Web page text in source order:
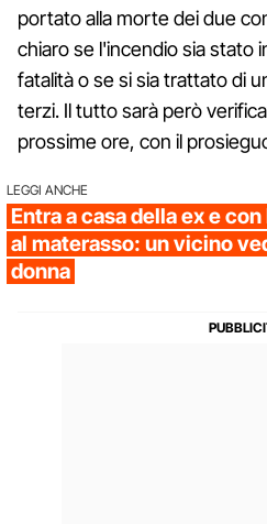
portato alla morte dei due
chiaro se l'incendio sia stato
fatalità o se si sia trattato di
terzi. Il tutto sarà però
prossime ore, con il
LEGGI ANCHE
Entra a casa della ex e
al materasso: un vicino
donna